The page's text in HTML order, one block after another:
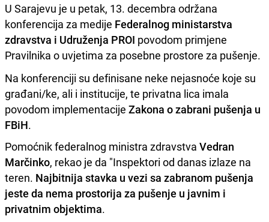
U Sarajevu je u petak, 13. decembra održana
konferencija za medije Federalnog ministarstva
zdravstva i Udruženja PROI povodom primjene
Pravilnika o uvjetima za posebne prostore za pušenje.
Na konferenciji su definisane neke nejasnoće koje su
građani/ke, ali i institucije, te privatna lica imala
povodom implementacije Zakona o zabrani pušenja u
FBiH.
Pomoćnik federalnog ministra zdravstva Vedran
Marčinko, rekao je da "Inspektori od danas izlaze na
teren. Najbitnija stavka u vezi sa zabranom pušenja
jeste da nema prostorija za pušenje u javnim i
privatnim objektima.